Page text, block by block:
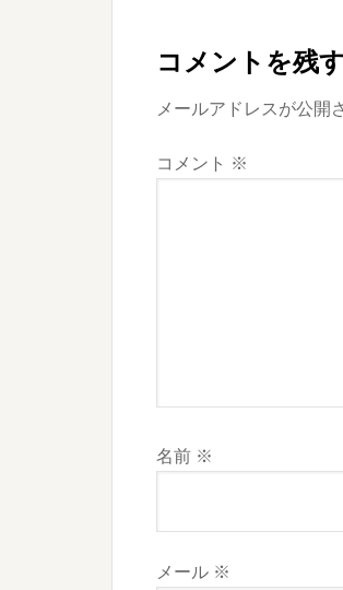
Interactions
コメントを残
メールアドレスが公開
コメント ※
名前 ※
メール ※